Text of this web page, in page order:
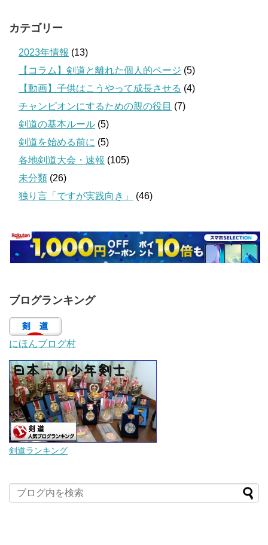
カテゴリー
2023年情報 (13)
【コラム】剣道と離れた個人的ページ (5)
【動画】子供はこうやって成長させる (4)
チャンピオンにするための親の役目 (7)
剣道の基本ルール (5)
剣道を始める前に (5)
各地剣道大会・速報 (105)
未分類 (26)
独り言「ですが実践向き」
(46)
ブログランキング
にほんブログ村
剣道ランキング